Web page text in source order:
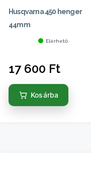
Husqvarna 450 henger
44mm
Elérhető
17 600 Ft
Kosárba